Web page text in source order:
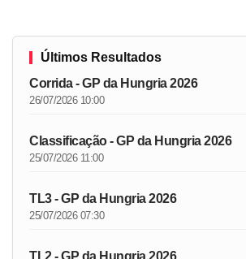
Últimos Resultados
Corrida - GP da Hungria 2026
26/07/2026 10:00
Classificação - GP da Hungria 2026
25/07/2026 11:00
TL3 - GP da Hungria 2026
25/07/2026 07:30
TL2 - GP da Hungria 2026